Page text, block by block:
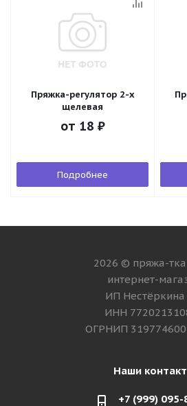
Пряжка-регулятор 2-х
щелевая
от 18 ₽
Подробнее
2026 © пряжа-
интернет-
ИП
ИНН
ОГРНИП
Наши
+7 (999) 095-